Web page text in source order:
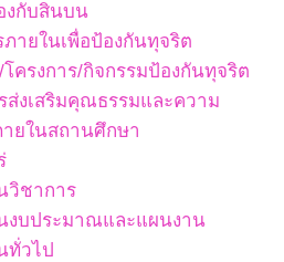
งกับสินบน
ภายในเพื่อป้องกันทุจริต
ครงการ/กิจกรรมป้องกันทุจริต
ส่งเสริมคุณธรรมและความ
ายในสถานศึกษา
วิชาการ
งบประมาณและแผนงาน
ทั่วไป